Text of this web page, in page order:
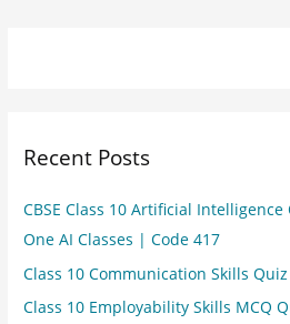
Recent Posts
CBSE Class 10 Artificial
One AI Classes | Code 417
Class 10 Communication Skills Quiz
Class 10 Employability Skills MCQ